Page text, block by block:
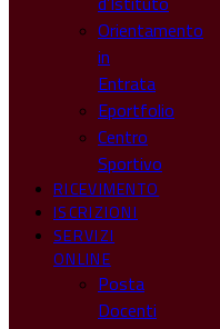
Orientamento
in
Entrata
Eportfolio
Centro
Sportivo
RICEVIMENTO
ISCRIZIONI
SERVIZI
ONLINE
Posta
Docenti